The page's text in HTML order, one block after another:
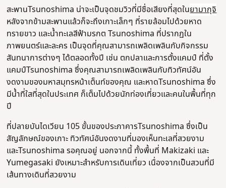
สะพานTsunoshima น่าจะเป็นจุดชมวิวที่มีชื่อเสียงที่สุดในยามากุจิ
หลังจากข้ามสะพานแล้วก็จะถึงเกาะเล็กๆ ที่รายล้อมไปด้วยหาด
ทรายขาว และน้ำทะเลสีฟ้ามรกต Tsunoshima ที่ปรากฏใน
ภาพยนตร์และละคร เป็นจุดที่คุณสามารถเพลิดเพลินกับกิจกรรม
สันทนาการต่างๆ ได้ตลอดทั้งปี เช่น ตกปลาและการตั้งแคมป์ ที่ตั้ง
แคมป์Tsunoshima ซึ่งคุณสามารถเพลิดเพลินกับทิวทัศน์อัน
งดงามของมหาสมุทรหน้าเต็นท์ของคุณ และหาดTsunoshima ซึ่ง
มีน้ำที่ใสที่สุดในประเทศ ก็เต็มไปด้วยนักท่องเที่ยวและคนในพื้นที่ทุก
ปี
ที่ปลายบันไดเวียน 105 ขั้นของประภาคารTsunoshima ซึ่งเป็น
สัญลักษณ์ของเกาะ ทิวทัศน์อันงดงามที่มองเห็นทะเลที่สวยงาม
และTsunoshima รอคุณอยู่ นอกจากนี้ ทั้งพื้นที่ Makizaki และ
Yumegasaki ยังเหมาะสำหรับการเดินเที่ยว เนื่องจากเป็นสวนที่มี
เส้นทางเดินที่สวยงาม